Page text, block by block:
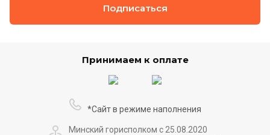
Подписаться
Принимаем к оплате
*Сайт в режиме наполнения
Минский горисполком с 25.08.2020